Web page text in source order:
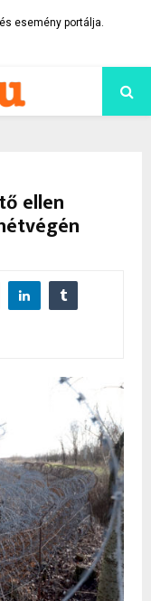
esemény portálja.
ellen